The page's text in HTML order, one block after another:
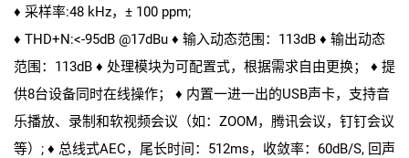
♦ 采样率:48 kHz，± 100 ppm;
♦ THD+N:<-95dB @17dBu ♦ 输入动态范围：113dB ♦ 输出动态
范围：113dB ♦ 处理模块为可配置式，根据需求自由更换； ♦ 提
供8台设备同时在线操作； ♦ 内置一进一出的USB声卡，支持音
乐播放、录制和软视频会议（如：ZOOM，腾讯会议，钉钉会议
等）; ♦ 总线式AEC，尾长时间：512ms，收敛率：60dB/S, 回声